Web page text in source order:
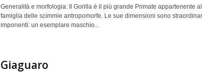
Generalità e morfologia: Il Gorilla è il più grande Primate appartenente
famiglia delle scimmie antropomorfe. Le sue dimensioni sono
imponenti: un esemplare maschio...
Giaguaro